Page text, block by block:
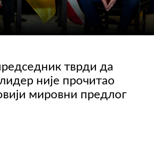
тврди да
није прочитао
мировни предлог